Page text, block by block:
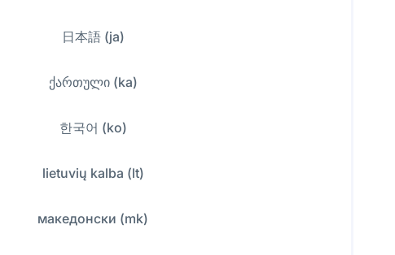
日本語 (ja)
ქართული (ka)
한국어 (ko)
lietuvių kalba (lt)
македонски (mk)